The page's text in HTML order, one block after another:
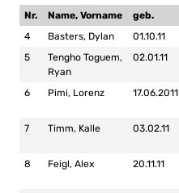
Nr. Name, Vorname geb.
4
Basters, Dylan 01.10.11
5
Tengho Toguem,
Ryan
02.01.11
6
Pimi, Lorenz 17.06.2011
7
Timm, Kalle 03.02.11
8
Feigl, Alex 20.11.11